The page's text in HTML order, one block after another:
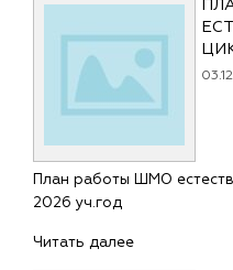
План работы ШМО
2026 уч.год
Читать далее